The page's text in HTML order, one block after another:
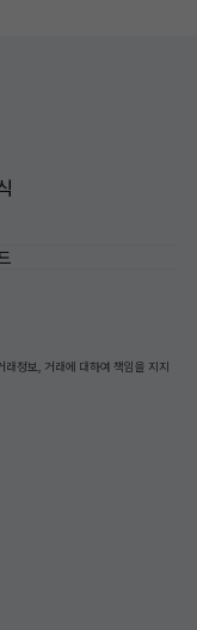
정보, 거래에 대하여 책임을 지지